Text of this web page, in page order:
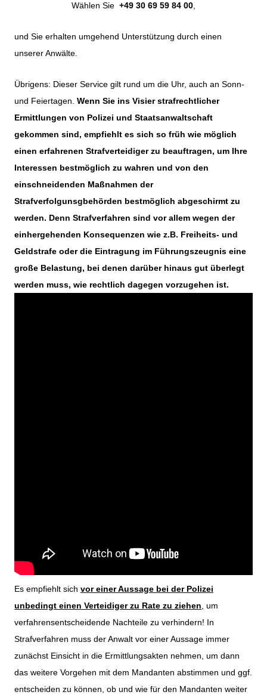
Wählen Sie +49 30 69 59 84 00,
und Sie erhalten umgehend Unterstützung durch einen
unserer Anwälte.
Übrigens: Dieser Service gilt rund um die Uhr, auch an Sonn-
und Feiertagen. Wenn Sie ins Visier strafrechtlicher
Ermittlungen von Polizei und Staatsanwaltschaft
gekommen sind, empfiehlt es sich so früh wie möglich
einen erfahrenen Strafverteidiger zu beauftragen, um Ihre
Interessen bestmöglich zu wahren und von den
einschneidenden Maßnahmen der
Strafverfolgunsgbehörden bestmöglich abgeschirmt zu
werden. Denn Strafverfahren sind vor allem wegen der
einhergehenden Konsequenzen wie z.B. Freiheits- und
Geldstrafe oder die Eintragung im Führungszeugnis eine
große Belastung, bei denen darüber hinaus gut überlegt
werden muss, wie rechtlich dagegen vorzugehen ist.
Es empfiehlt sich vor einer Aussage bei der Polizei
unbedingt einen Verteidiger zu Rate zu ziehen, um
verfahrensentscheidende Nachteile zu verhindern! In
Strafverfahren muss der Anwalt vor einer Aussage immer
zunächst Einsicht in die Ermittlungsakten nehmen, um dann
das weitere Vorgehen mit dem Mandanten abstimmen und ggf.
entscheiden zu können, ob und wie für den Mandanten weiter